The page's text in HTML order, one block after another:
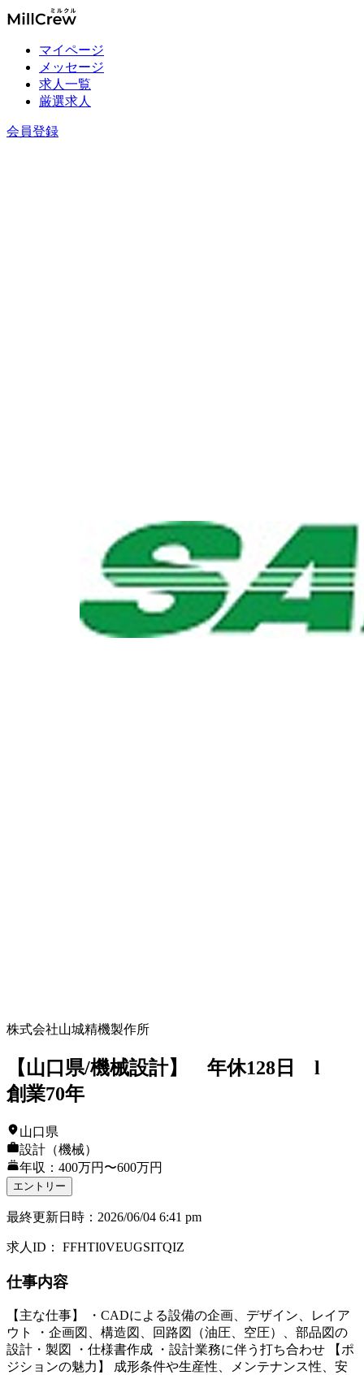
マイページ
メッセージ
求人一覧
厳選求人
会員登録
株式会社山城精機製作所
【山口県/機械設計】 年休128日 l
創業70年
山口県
設計（機械）
年収：400万円〜600万円
エントリー
最終更新日時 ： 2026/06/04 6:41 pm
求人ID ： FFHTI0VEUGSITQIZ
仕事内容
【主な仕事】 ・CADによる設備の企画、デザイン、レイア
ウト ・企画図、構造図、回路図（油圧、空圧）、部品図の
設計・製図 ・仕様書作成 ・設計業務に伴う打ち合わせ 【ポ
ジションの魅力】 成形条件や生産性、メンテナンス性、安